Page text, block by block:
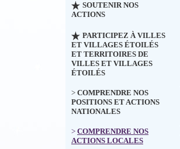
SOUTENIR NOS
ACTIONS
PARTICIPEZ À VILLES
ET VILLAGES ÉTOILÉS
ET TERRITOIRES DE
VILLES ET VILLAGES
ÉTOILÉS
> COMPRENDRE NOS
POSITIONS ET ACTIONS
NATIONALES
> COMPRENDRE NOS
ACTIONS LOCALES